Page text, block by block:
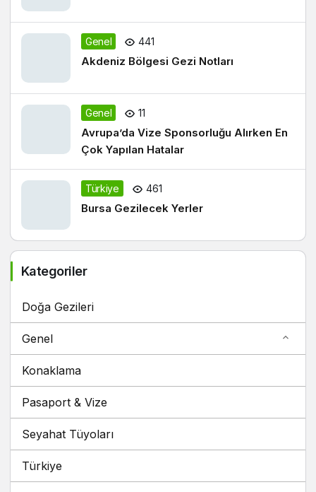
Genel 441
Akdeniz Bölgesi Gezi Notları
Genel 11
Avrupa’da Vize Sponsorluğu Alırken En
Çok Yapılan Hatalar
Türkiye 461
Bursa Gezilecek Yerler
Kategoriler
Doğa Gezileri
Genel
Konaklama
Pasaport & Vize
Seyahat Tüyoları
Türkiye